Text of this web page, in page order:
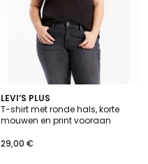
LEVI’S PLUS
T-shirt met ronde hals, korte
mouwen en print vooraan
29,00 €
4,3
/ 5